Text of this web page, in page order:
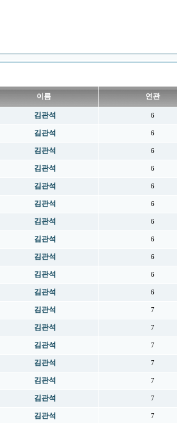
이름 연관
김관석 6
김관석 6
김관석 6
김관석 6
김관석 6
김관석 6
김관석 6
김관석 6
김관석 6
김관석 6
김관석 6
김관석 7
김관석 7
김관석 7
김관석 7
김관석 7
김관석 7
김관석 7